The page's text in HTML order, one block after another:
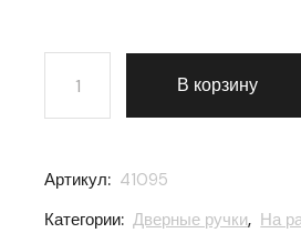
Количество товара Ручка
В корзину
Артикул: 41095
Категории: Дверные ручки, На